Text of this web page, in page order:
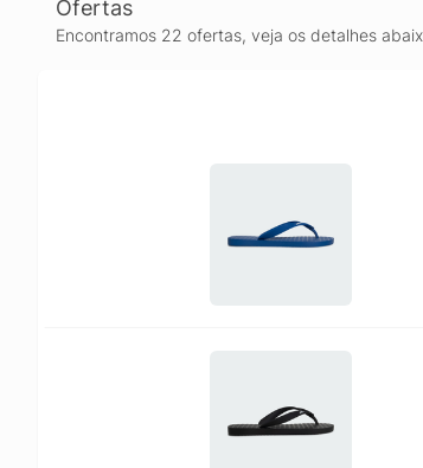
Ofertas
Encontramos 22 ofertas, veja os detalhes